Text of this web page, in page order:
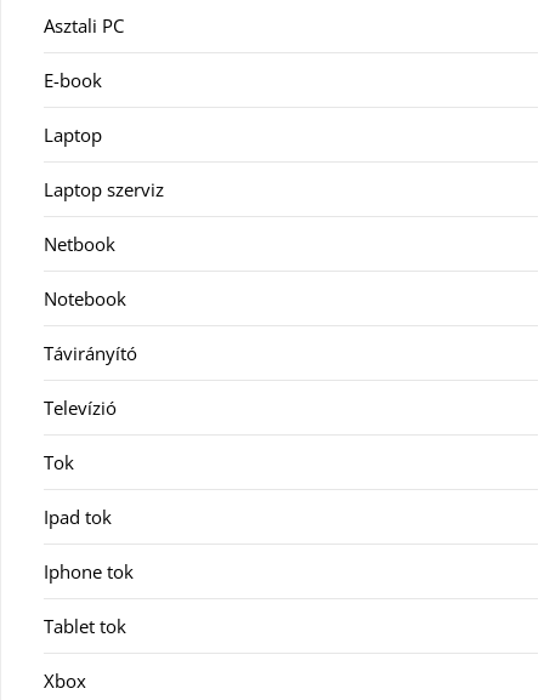
Asztali PC
E-book
Laptop
Laptop szerviz
Netbook
Notebook
Távirányító
Televízió
Tok
Ipad tok
Iphone tok
Tablet tok
Xbox